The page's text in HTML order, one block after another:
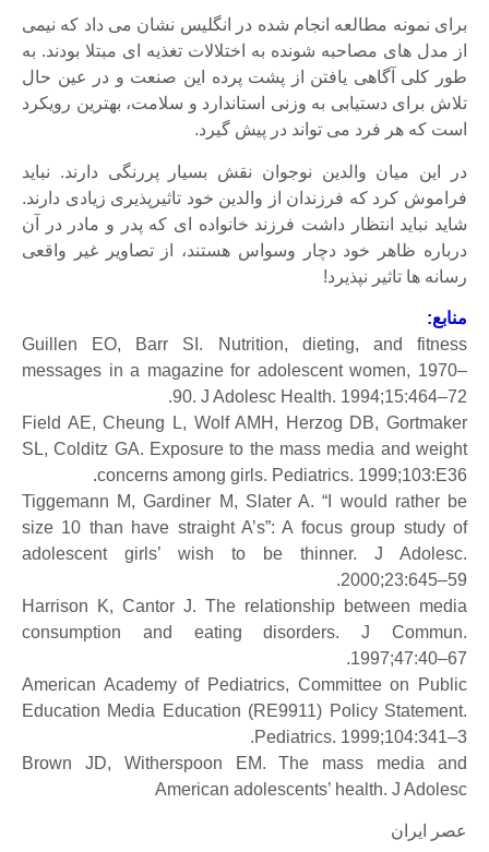
برای نمونه مطالعه انجام شده در انگلیس نشان می داد که نیمی
از مدل های مصاحبه شونده به اختلالات تغذیه ای مبتلا بودند. به
طور کلی آگاهی یافتن از پشت پرده این صنعت و در عین حال
تلاش برای دستیابی به وزنی استاندارد و سلامت، بهترین رویکرد
است که هر فرد می تواند در پیش گیرد.
در این میان والدین نوجوان نقش بسیار پررنگی دارند. نباید
فراموش کرد که فرزندان از والدین خود تاثیرپذیری زیادی دارند.
شاید نباید انتظار داشت فرزند خانواده ای که پدر و مادر در آن
درباره ظاهر خود دچار وسواس هستند، از تصاویر غیر واقعی
رسانه ها تاثیر نپذیرد!
منابع:
Guillen EO, Barr SI. Nutrition, dieting, and fitness
messages in a magazine for adolescent women, 1970–
90. J Adolesc Health. 1994;15:464–72.
Field AE, Cheung L, Wolf AMH, Herzog DB, Gortmaker
SL, Colditz GA. Exposure to the mass media and weight
concerns among girls. Pediatrics. 1999;103:E36.
Tiggemann M, Gardiner M, Slater A. “I would rather be
size 10 than have straight A’s”: A focus group study of
adolescent girls’ wish to be thinner. J Adolesc.
2000;23:645–59.
Harrison K, Cantor J. The relationship between media
consumption and eating disorders. J Commun.
1997;47:40–67.
American Academy of Pediatrics, Committee on Public
Education Media Education (RE9911) Policy Statement.
Pediatrics. 1999;104:341–3.
Brown JD, Witherspoon EM. The mass media and
American adolescents’ health. J Adolesc
عصر ایران